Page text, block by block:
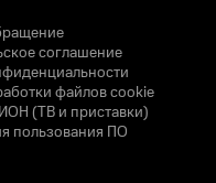
соглашение
файлов cookie
(ТВ и приставки)
пользования ПО